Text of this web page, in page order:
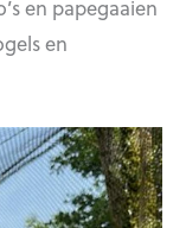
en papegaaien
en